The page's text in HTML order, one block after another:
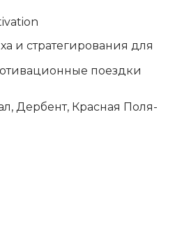
и стра­те­ги­ро­ва­ния для
по­езд­ки
Дер­бент, Крас­ная По­ля­